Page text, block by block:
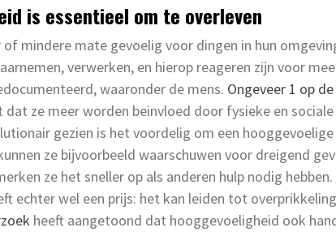
is essentieel om te overleven
mindere mate gevoelig voor dingen in hun
verwerken, en hierop reageren zijn voor
waaronder de mens. Ongeveer 1 op
ze meer worden beinvloed door fysieke en
gezien is het voordelig om een
ze bijvoorbeeld waarschuwen voor dreigend
ze het sneller op als anderen hulp nodig
echter wel een prijs: het kan leiden tot
heeft aangetoond dat hooggevoeligheid ook